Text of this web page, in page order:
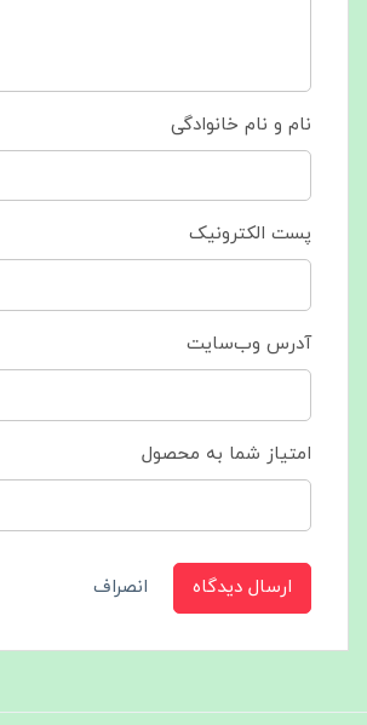
نام و نام خانوادگی
پست الکترونیک
آدرس وب‌سایت
امتیاز شما به محصول
ارسال دیدگاه انصراف